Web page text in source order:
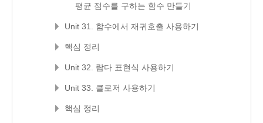
평균 점수를 구하는 함수 만들기
Unit 31. 함수에서 재귀호출 사용하기
핵심 정리
Unit 32. 람다 표현식 사용하기
Unit 33. 클로저 사용하기
핵심 정리